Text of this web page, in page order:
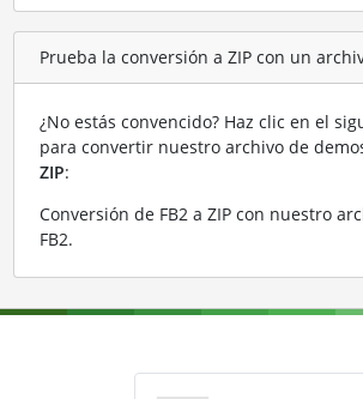
Prueba la conversión a ZIP con un
¿No estás convencido? Haz clic en el
para convertir nuestro archivo de
ZIP:
Conversión de FB2 a ZIP con nuestro
FB2.